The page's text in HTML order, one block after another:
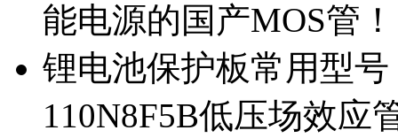
能电源的国产MOS管！
锂电池保护板常用型
110N8F5B低压场效应